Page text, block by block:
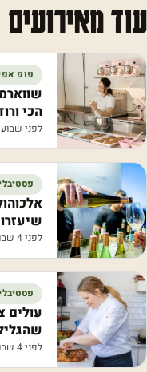
עוד מאירועים
פופ
הכי
לפני שבוע 1
לפני 4 שבועות
עולים
לפני 4 שבועות